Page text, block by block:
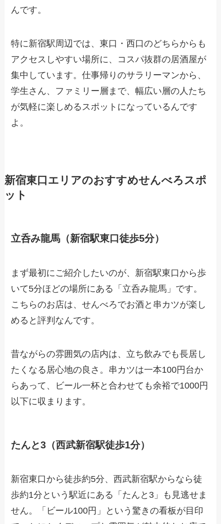
んです。
特に新宿駅周辺では、東口・西口のどちらからも
アクセスしやすい場所に、コスパ抜群の居酒屋が
集中しています。仕事帰りのサラリーマンから、
学生さん、ファミリー層まで、幅広い層の人たち
が気軽に楽しめるスポットになっているんです
よ。
新宿東口エリアのおすすめせんべろスポ
ット
立呑み龍馬（新宿駅東口徒歩5分）
まず最初にご紹介したいのが、新宿駅東口から歩
いて5分ほどの場所にある「立呑み龍馬」です。
こちらのお店は、せんべろでお酒と串カツが楽し
めると評判なんです。
昔ながらの雰囲気の店内は、立ち飲みでも長居し
たくなる居心地の良さ。串カツは一本100円台か
らあって、ビール一杯と合わせても余裕で1000円
以下に収まります。
たんと3（西武新宿駅徒歩1分）
新宿東口から徒歩約5分、西武新宿駅からなら徒
歩約1分という駅近にある「たんと3」も見逃せま
せん。「ビール100円」という驚きの看板が目印